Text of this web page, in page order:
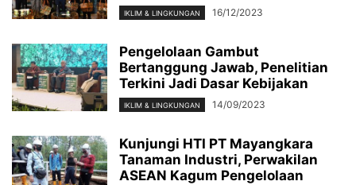
IKLIM & LINGKUNGAN 16/12/2023
Pengelolaan Gambut
Bertanggung Jawab, Penelitian
Terkini Jadi Dasar Kebijakan
IKLIM & LINGKUNGAN 14/09/2023
Kunjungi HTI PT Mayangkara
Tanaman Industri, Perwakilan
ASEAN Kagum Pengelolaan